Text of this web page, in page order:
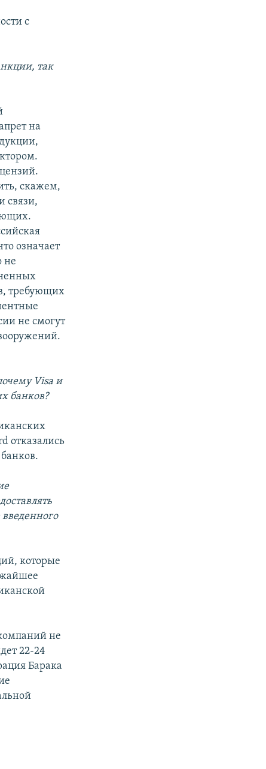
с
так
на
скажем,
связи,
означает
не
требующих
не смогут
Visa и
банков?
отказались
которые
не
22-24
Барака